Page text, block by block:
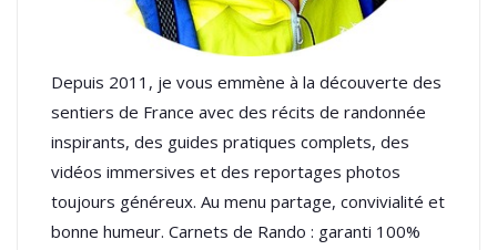
Depuis 2011, je vous emmène à la découverte des
sentiers de France avec des récits de randonnée
inspirants, des guides pratiques complets, des
vidéos immersives et des reportages photos
toujours généreux. Au menu partage, convivialité et
bonne humeur. Carnets de Rando : garanti 100%